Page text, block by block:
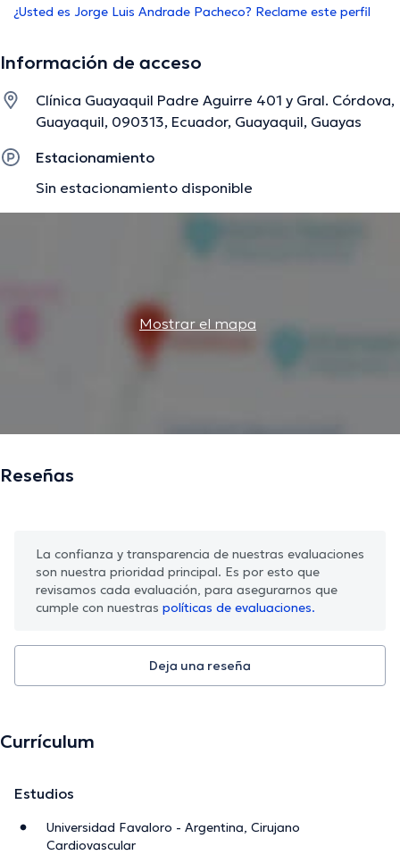
¿Usted es Jorge Luis Andrade Pacheco? Reclame este perfil
Información de acceso
Clínica Guayaquil Padre Aguirre 401 y Gral. Córdova,
Guayaquil, 090313, Ecuador, Guayaquil, Guayas
Estacionamiento
Sin estacionamiento disponible
Mostrar el mapa
Reseñas
La confianza y transparencia de nuestras evaluaciones
son nuestra prioridad principal. Es por esto que
revisamos cada evaluación, para asegurarnos que
cumple con nuestras políticas de evaluaciones.
Deja una reseña
Currículum
Estudios
Universidad Favaloro - Argentina, Cirujano
Cardiovascular